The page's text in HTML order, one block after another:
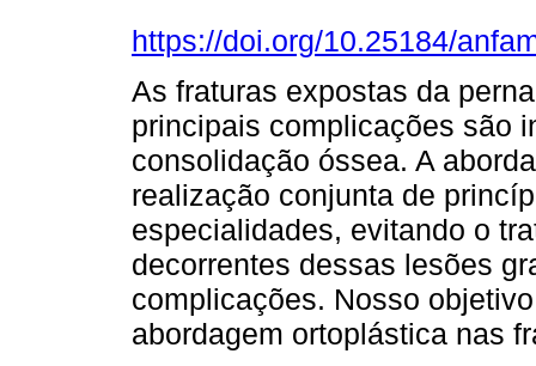
https://doi.org/10.25184/
As fraturas expostas da
principais complicações são
consolidação óssea. A
realização conjunta de
especialidades, evitando o
decorrentes dessas lesões
complicações. Nosso
abordagem ortoplástica nas